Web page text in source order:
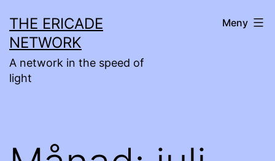
till
innehåll
THE ERICADE
NETWORK
A network in the speed of
light
Meny